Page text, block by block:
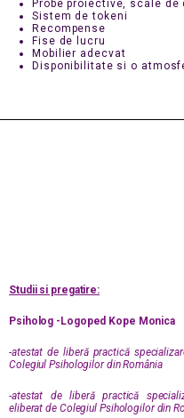
Probe proiective, scale de
Sistem de tokeni
Recompense
Fise de lucru
Mobilier adecvat
Disponibilitate si o
Studii si pregatire:
Psiholog -Logoped Kope Monica
-atestat de liberă practică
Colegiul Psihologilor din România
-atestat de liberă practică
eliberat de Colegiul Psihologilor din